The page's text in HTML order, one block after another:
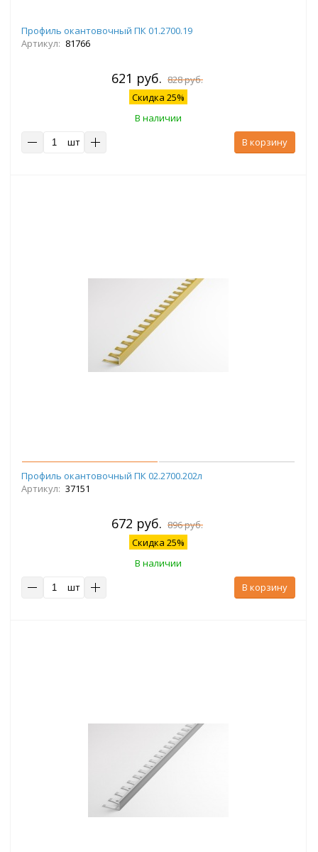
Профиль окантовочный ПК 01.2700.19
Артикул: 81766
621 руб. 828 руб.
Скидка 25%
В наличии
шт
В корзину
Профиль окантовочный ПК 02.2700.202л
Артикул: 37151
672 руб. 896 руб.
Скидка 25%
В наличии
шт
В корзину